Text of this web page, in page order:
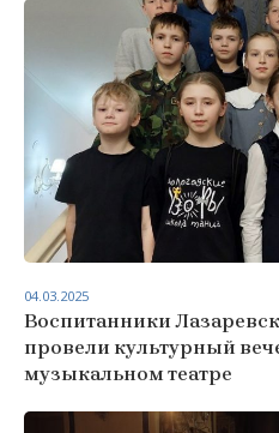
Воспитанники
провели культурный
музыкальном театре
04.03.2025